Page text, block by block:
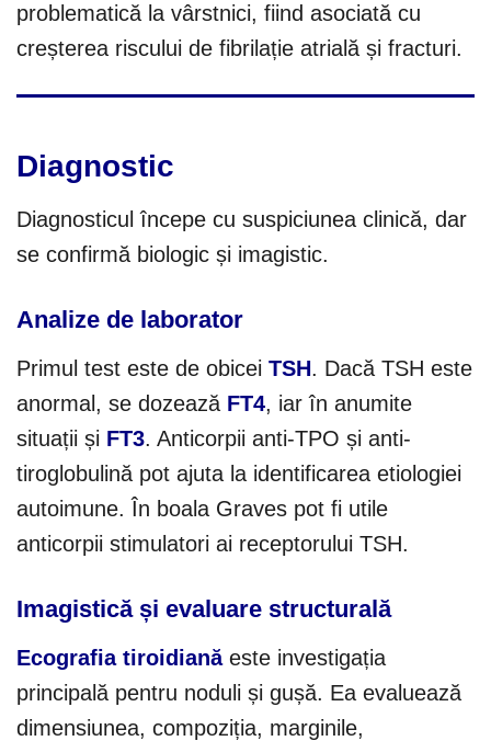
problematică la vârstnici, fiind asociată cu
creșterea riscului de fibrilație atrială și fracturi.
Diagnostic
Diagnosticul începe cu suspiciunea clinică, dar
se confirmă biologic și imagistic.
Analize de laborator
Primul test este de obicei TSH. Dacă TSH este
anormal, se dozează FT4, iar în anumite
situații și FT3. Anticorpii anti-TPO și anti-
tiroglobulină pot ajuta la identificarea etiologiei
autoimune. În boala Graves pot fi utile
anticorpii stimulatori ai receptorului TSH.
Imagistică și evaluare structurală
Ecografia tiroidianăeste investigația
principală pentru noduli și gușă. Ea evaluează
dimensiunea, compoziția, marginile,